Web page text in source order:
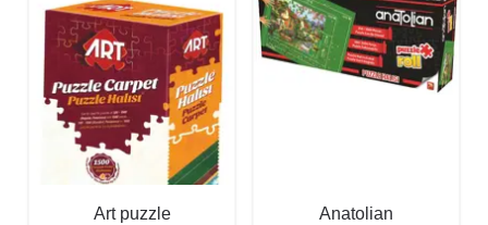
Art puzzle
Anatolian